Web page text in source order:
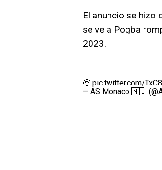
El anuncio se hizo
se ve a Pogba
2023.
🥹 pic.twitter.com/
— AS Monaco 🇲🇨